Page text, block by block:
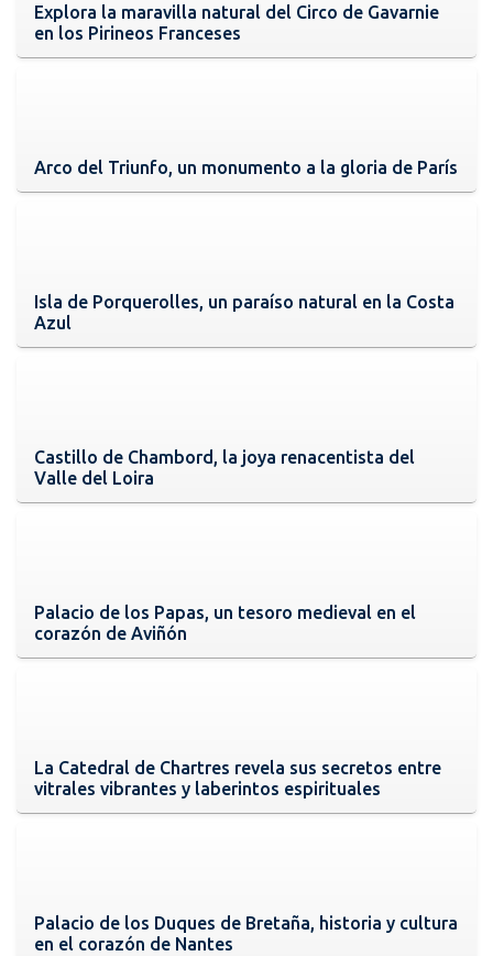
Explora la maravilla natural del Circo de Gavarnie
en los Pirineos Franceses
Arco del Triunfo, un monumento a la gloria de París
Isla de Porquerolles, un paraíso natural en la Costa
Azul
Castillo de Chambord, la joya renacentista del
Valle del Loira
Palacio de los Papas, un tesoro medieval en el
corazón de Aviñón
La Catedral de Chartres revela sus secretos entre
vitrales vibrantes y laberintos espirituales
Palacio de los Duques de Bretaña, historia y cultura
en el corazón de Nantes